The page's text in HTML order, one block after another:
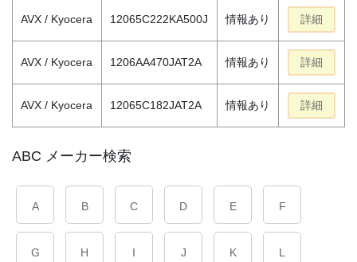
AVX / Kyocera 12065C222KA500J 情報あり 詳細
AVX / Kyocera 1206AA470JAT2A 情報あり 詳細
AVX / Kyocera 12065C182JAT2A 情報あり 詳細
ABC メーカー検索
A B C D E F
G H I J K L